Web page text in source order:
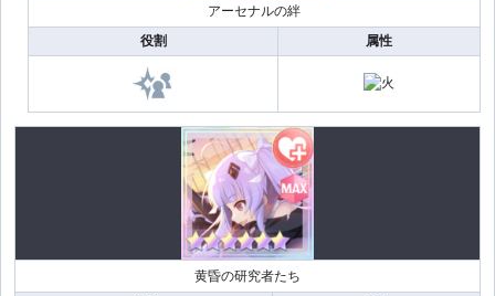
アーセナルの絆
役割
属性
黄昏の研究者たち